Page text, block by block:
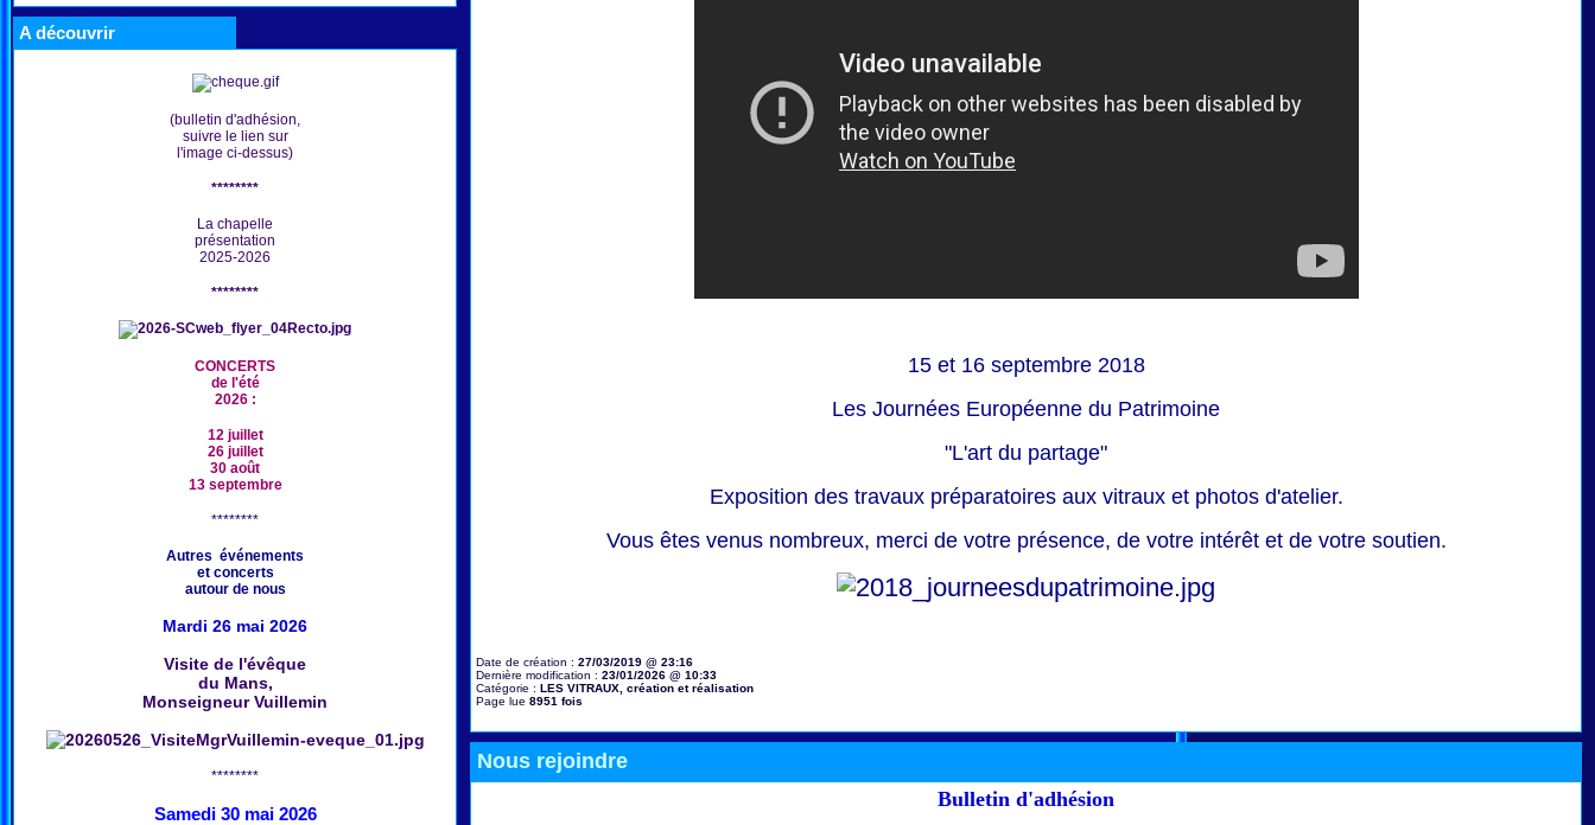
A découvrir
(bulletin d'adhésion,
suivre le lien sur
l'image ci-dessus)
********
La chapelle
présentation
2025-2026
********
CONCERTS
de l'été
2026 :
12 juillet
26 juillet
30 août
13 septembre
********
Autres événements
et concerts
autour de nous
Mardi 26 mai 2026
Visite de l'évêque
du Mans,
Monseigneur Vuillemin
********
Samedi 30 mai 2026
15 et 16 septembre 2018
Les Journées Européenne du Patrimoine
"L'art du partage"
Exposition des travaux préparatoires aux vitraux et photos d'atelier.
Vous êtes venus nombreux, merci de votre présence, de votre intérêt et de votre soutien.
Date de création : 27/03/2019 @ 23:16
Dernière modification : 23/01/2026 @ 10:33
Catégorie : LES VITRAUX, création et réalisation
Page lue 8951 fois
Nous rejoindre
Bulletin d'adhésion